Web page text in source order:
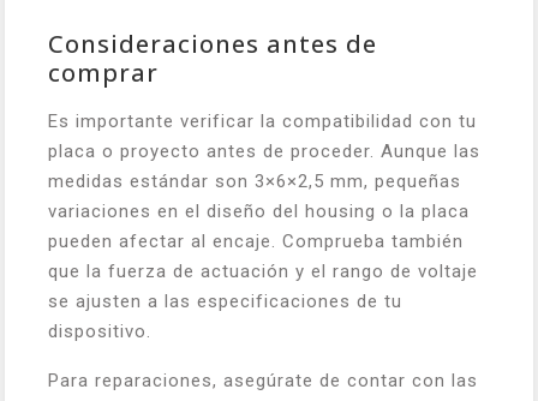
Consideraciones antes de
comprar
Es importante verificar la compatibilidad con tu
placa o proyecto antes de proceder. Aunque las
medidas estándar son 3×6×2,5 mm, pequeñas
variaciones en el diseño del housing o la placa
pueden afectar al encaje. Comprueba también
que la fuerza de actuación y el rango de voltaje
se ajusten a las especificaciones de tu
dispositivo.
Para reparaciones, asegúrate de contar con las